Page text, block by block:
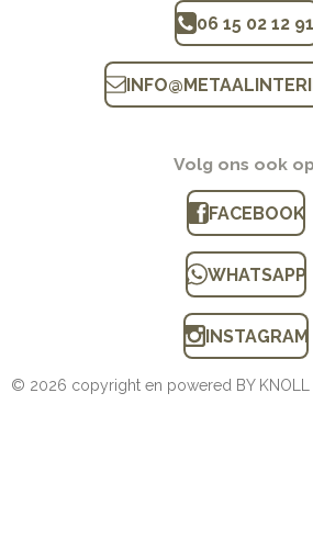
06 15 02 12 91
INFO@
Volg ons ook op
FACEBOOK
WHATSAPP
INSTAGRAM
© 2026 copyright en powered BY KNOLL